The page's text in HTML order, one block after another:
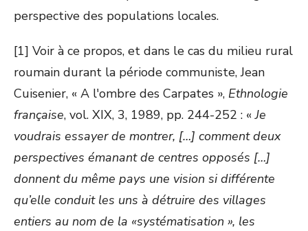
perspective des populations locales.
[1] Voir à ce propos, et dans le cas du milieu rural
roumain durant la période communiste, Jean
Cuisenier, « A l'ombre des Carpates », Ethnologie
française, vol. XIX, 3, 1989, pp. 244-252 : «Je
voudrais essayer de montrer, […] comment deux
perspectives émanant de centres opposés […]
donnent du même pays une vision si différente
qu’elle conduit les uns à détruire des villages
entiers au nom de la «systématisation », les